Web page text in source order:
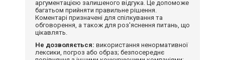
аргументацією залишеного відгука. Це допоможе
багатьом прийняти правильне рішення.
Коментарі призначені для спілкування та
обговорення, а також для роз'яснення питань, що
цікавлять.
Не дозволяється: використання ненормативної
лексики, погроз або образ; безпосереднє